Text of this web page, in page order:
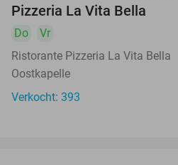
Pizzeria La Vita Bella
Do
Vr
Ristorante Pizzeria La Vita Bella
Oostkapelle
Verkocht: 393